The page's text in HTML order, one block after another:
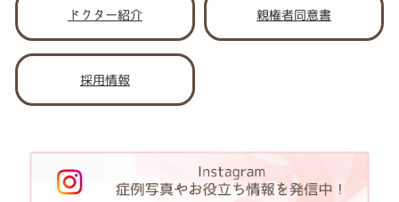
ドクター紹介 親権者同意書
採用情報